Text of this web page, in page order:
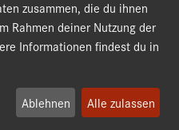
und ohne Angabe von
Von dieser
insbesondere dann
Gründen (z. B. Viren im
oder Fehler in der Hard- und/
Gründen eine
zusammen, die du ihnen
Rahmen deiner Nutzung der
Informationen findest du in
Ablehnen Alle zulassen